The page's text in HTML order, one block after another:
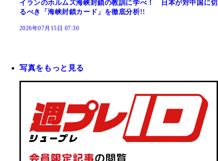
イランのホルムズ海峡封鎖の教訓に学べ！ 日本が対中国に切
るべき「海峡封鎖カード」を徹底分析!!
2026年07月15日 07:30
写真をもっと見る